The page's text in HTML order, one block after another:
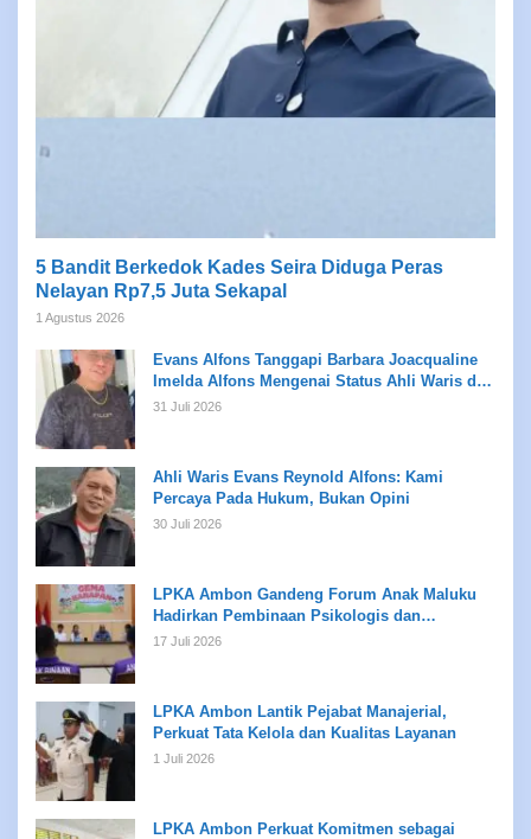
5 Bandit Berkedok Kades Seira Diduga Peras
Nelayan Rp7,5 Juta Sekapal
1 Agustus 2026
Evans Alfons Tanggapi Barbara Joacqualine
Imelda Alfons Mengenai Status Ahli Waris dan
Putusan Pengadilan
31 Juli 2026
Ahli Waris Evans Reynold Alfons: Kami
Percaya Pada Hukum, Bukan Opini
30 Juli 2026
LPKA Ambon Gandeng Forum Anak Maluku
Hadirkan Pembinaan Psikologis dan
Kreativitas bagi Anak Binaan
17 Juli 2026
LPKA Ambon Lantik Pejabat Manajerial,
Perkuat Tata Kelola dan Kualitas Layanan
1 Juli 2026
LPKA Ambon Perkuat Komitmen sebagai